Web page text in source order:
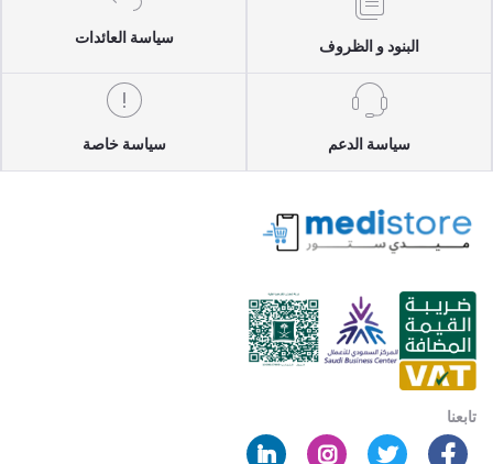
البنود و الظروف
سياسة العائدات
سياسة الدعم سياسة خاصة
تابعنا